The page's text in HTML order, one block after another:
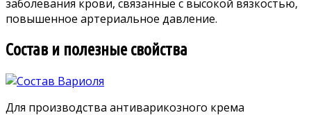
заболевания крови, связанные с высокой вязкостью,
повышенное артериальное давление.
Состав и полезные свойства
Для производства антиварикозного крема